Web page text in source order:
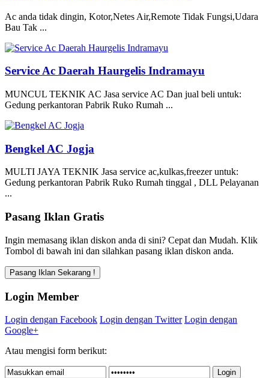
Ac anda tidak dingin, Kotor,Netes Air,Remote Tidak Fungsi,Udara
Bau Tak ...
Service Ac Daerah Haurgelis Indramayu
MUNCUL TEKNIK AC Jasa service AC Dan jual beli untuk:
Gedung perkantoran Pabrik Ruko Rumah ...
Bengkel AC Jogja
MULTI JAYA TEKNIK Jasa service ac,kulkas,freezer untuk:
Gedung perkantoran Pabrik Ruko Rumah tinggal , DLL Pelayanan
...
Pasang Iklan Gratis
Ingin memasang iklan diskon anda di sini? Cepat dan Mudah. Klik
Tombol di bawah ini dan silahkan pasang iklan diskon anda.
Login Member
Login dengan Facebook Login dengan Twitter Login dengan
Google+
Atau mengisi form berikut: